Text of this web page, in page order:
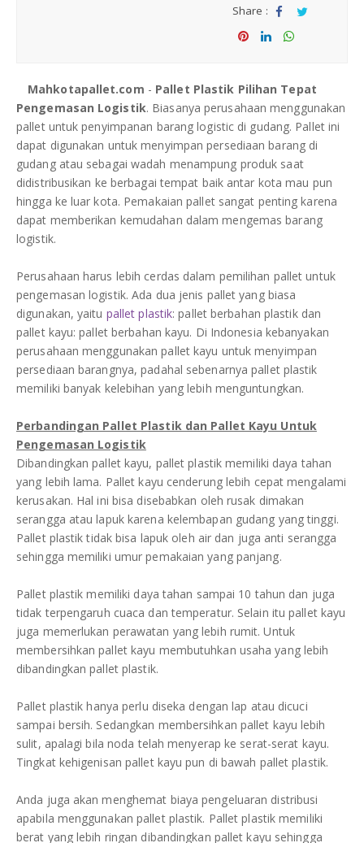
Strapping Band
Plastik PE
DAFTAR ISI
KONTAK
Share :
Sha Tw
Mahkotapallet.com - Pallet Plastik Pilihan Tepat
Pengemasan Logistik. Biasanya perusahaan menggunakan
pallet untuk penyimpanan barang logistic di gudang. Pallet ini
dapat digunakan untuk menyimpan persediaan barang di
gudang atau sebagai wadah menampung produk saat
didistribusikan ke berbagai tempat baik antar kota mau pun
hingga ke luar kota. Pemakaian pallet sangat penting karena
dapat memberikan kemudahan dalam mengemas barang
logistik.
Perusahaan harus lebih cerdas dalam pemilihan pallet untuk
pengemasan logistik. Ada dua jenis pallet yang biasa
digunakan, yaitu pallet plastik: pallet berbahan plastik dan
pallet kayu: pallet berbahan kayu. Di Indonesia kebanyakan
perusahaan menggunakan pallet kayu untuk menyimpan
persediaan barangnya, padahal sebenarnya pallet plastik
memiliki banyak kelebihan yang lebih menguntungkan.
Perbandingan Pallet Plastik dan Pallet Kayu Untuk
Pengemasan Logistik
Dibandingkan pallet kayu, pallet plastik memiliki daya tahan
yang lebih lama. Pallet kayu cenderung lebih cepat mengalami
kerusakan. Hal ini bisa disebabkan oleh rusak dimakan
serangga atau lapuk karena kelembapan gudang yang tinggi.
Pallet plastik tidak bisa lapuk oleh air dan juga anti serangga
sehingga memiliki umur pemakaian yang panjang.
Pallet plastik memiliki daya tahan sampai 10 tahun dan juga
tidak terpengaruh cuaca dan temperatur. Selain itu pallet kayu
juga memerlukan perawatan yang lebih rumit. Untuk
membersihkan pallet kayu membutuhkan usaha yang lebih
dibandingkan pallet plastik.
Pallet plastik hanya perlu diseka dengan lap atau dicuci
sampai bersih. Sedangkan membersihkan pallet kayu lebih
sulit, apalagi bila noda telah menyerap ke serat-serat kayu.
Tingkat kehigenisan pallet kayu pun di bawah pallet plastik.
Anda juga akan menghemat biaya pengeluaran distribusi
apabila menggunakan pallet plastik. Pallet plastik memiliki
berat yang lebih ringan dibandingkan pallet kayu sehingga